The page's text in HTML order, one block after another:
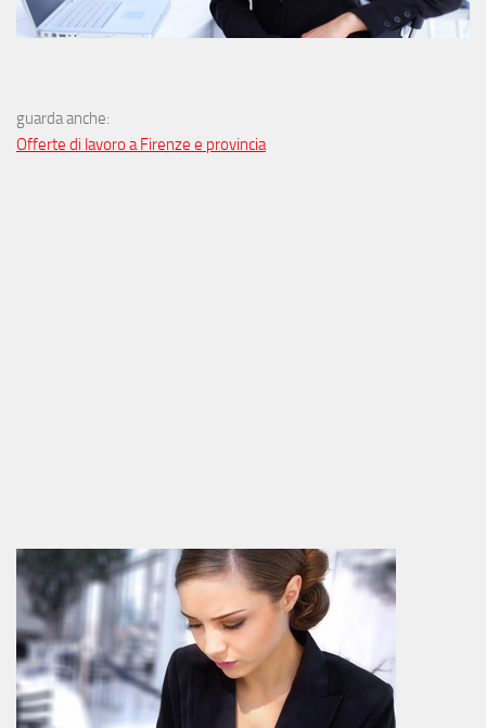
guarda anche:
Offerte di lavoro a Firenze e provincia